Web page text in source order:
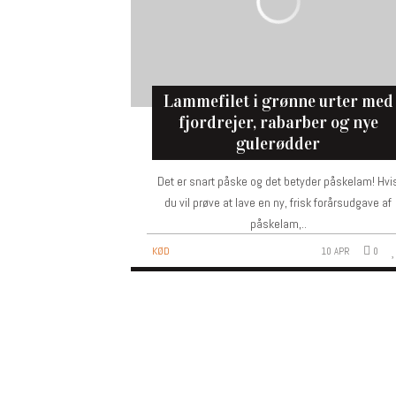
lammefilet i grønne urter med
fjordrejer, rabarber og nye
gulerødder
Det er snart påske og det betyder påskelam!
du vil prøve at lave en ny, frisk forårsudgave af
påskelam,..
KØD 10 APR 0